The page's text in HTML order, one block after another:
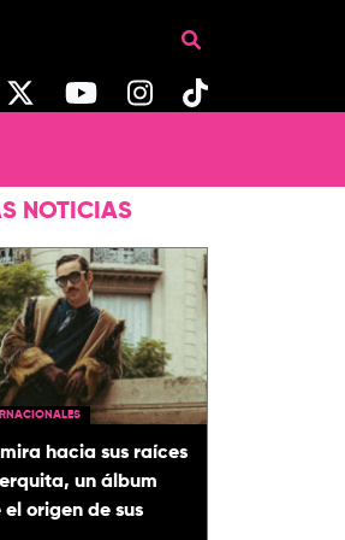
NOTICIAS
hacia sus raíces
un álbum
origen de sus